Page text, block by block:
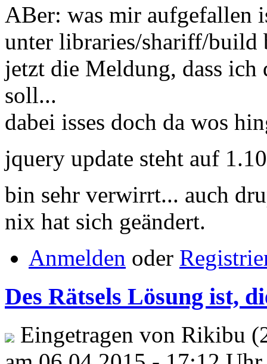
ABer: was mir aufgefallen
unter libraries/shariff/build
jetzt die Meldung, dass
soll...
dabei isses doch da wos
jquery update steht auf 1.10
bin sehr verwirrt... auch
nix hat sich geändert.
Anmelden oder
Des Rätsels Lösung ist,
Eingetragen von Rikibu